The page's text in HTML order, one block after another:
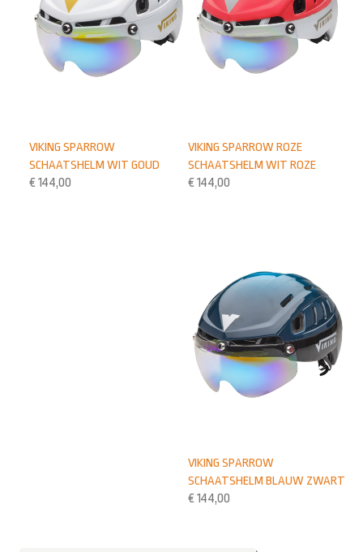
VIKING SPARROW ROZE
SCHAATSHELM WIT ROZE
€ 144,00
VIKING SPARROW
SCHAATSHELM WIT GOUD
€ 144,00
VIKING SPARROW
SCHAATSHELM BLAUW ZWART
€ 144,00